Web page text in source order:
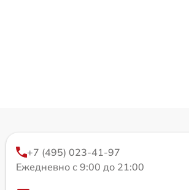
+7 (495) 023-41-97
Ежедневно с 9:00 до 21:00